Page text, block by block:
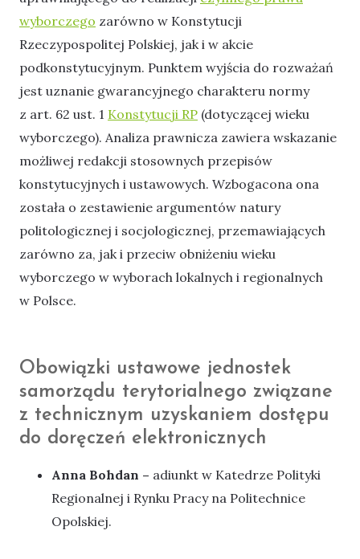
wyborczego zarówno w Konstytucji
Rzeczypospolitej Polskiej, jak i w akcie
podkonstytucyjnym. Punktem wyjścia do rozważań
jest uznanie gwarancyjnego charakteru normy
z art. 62 ust. 1 Konstytucji RP (dotyczącej wieku
wyborczego). Analiza prawnicza zawiera wskazanie
możliwej redakcji stosownych przepisów
konstytucyjnych i ustawowych. Wzbogacona ona
została o zestawienie argumentów natury
politologicznej i socjologicznej, przemawiających
zarówno za, jak i przeciw obniżeniu wieku
wyborczego w wyborach lokalnych i regionalnych
w Polsce.
Obowiązki ustawowe jednostek
samorządu terytorialnego związane
z technicznym uzyskaniem dostępu
do doręczeń elektronicznych
Anna Bohdan – adiunkt w Katedrze Polityki
Regionalnej i Rynku Pracy na Politechnice
Opolskiej.